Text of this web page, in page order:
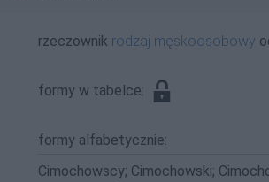
rzeczownik rodzaj męskoosobowy
formy w tabelce:
formy alfabetycznie:
Cimochowscy; Cimochowski;